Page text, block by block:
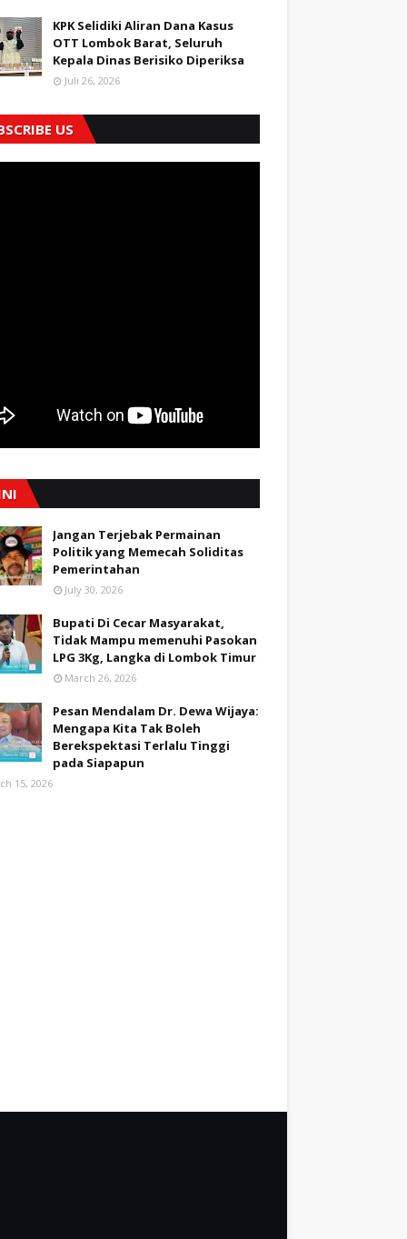
KPK Selidiki Aliran Dana Kasus
OTT Lombok Barat, Seluruh
Kepala Dinas Berisiko Diperiksa
Juli 26, 2026
US
Jangan Terjebak Permainan
Politik yang Memecah Soliditas
Pemerintahan
July 30, 2026
Bupati Di Cecar Masyarakat,
Tidak Mampu memenuhi Pasokan
LPG 3Kg, Langka di Lombok Timur
March 26, 2026
Pesan Mendalam Dr. Dewa Wijaya:
Mengapa Kita Tak Boleh
Berekspektasi Terlalu Tinggi
pada Siapapun
15, 2026